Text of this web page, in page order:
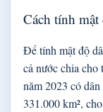
Cách tính mật
Để tính mật độ
cả nước chia
năm 2023 có
331.000 km²,